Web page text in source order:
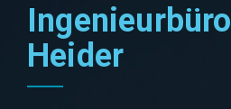
Ingenieurbüro
Heider